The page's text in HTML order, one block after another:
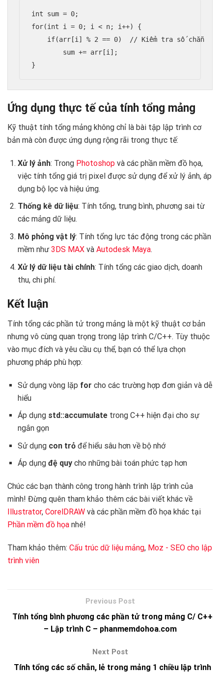
int sum = 0;
for(int i = 0; i < n; i++) {
    if(arr[i] % 2 == 0)  // Kiểm tra số chẵn
        sum += arr[i];
}
Ứng dụng thực tế của tính tổng mảng
Kỹ thuật tính tổng mảng không chỉ là bài tập lập trình cơ
bản mà còn được ứng dụng rộng rãi trong thực tế:
Xử lý ảnh: Trong Photoshopvà các phần mềm đồ họa,
việc tính tổng giá trị pixel được sử dụng để xử lý ảnh, áp
dụng bộ lọc và hiệu ứng.
Thống kê dữ liệu: Tính tổng, trung bình, phương sai từ
các mảng dữ liệu.
Mô phỏng vật lý: Tính tổng lực tác động trong các phần
mềm như 3DS MAXvà Autodesk Maya.
Xử lý dữ liệu tài chính: Tính tổng các giao dịch, doanh
thu, chi phí.
Kết luận
Tính tổng các phần tử trong mảng là một kỹ thuật cơ bản
nhưng vô cùng quan trọng trong lập trình C/C++. Tùy thuộc
vào mục đích và yêu cầu cụ thể, bạn có thể lựa chọn
phương pháp phù hợp:
Sử dụng vòng lặp for cho các trường hợp đơn giản và dễ
hiểu
Áp dụng std::accumulatetrong C++ hiện đại cho sự
ngắn gọn
Sử dụng con trỏđể hiểu sâu hơn về bộ nhớ
Áp dụng đệ quycho những bài toán phức tạp hơn
Chúc các bạn thành công trong hành trình lập trình của
mình! Đừng quên tham khảo thêm các bài viết khác về
Illustrator, CorelDRAW và các phần mềm đồ họa khác tại
Phần mềm đồ họa nhé!
Tham khảo thêm: Cấu trúc dữ liệu mảng, Moz - SEO cho lập
trình viên
Tính tổng bình phương các phần tử trong mảng C/ C++
– Lập trình C – phanmemdohoa.com
Tính tổng các số chẵn, lẻ trong mảng 1 chiều lập trình